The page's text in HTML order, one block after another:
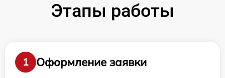
Этапы работы
1
Оформление заявки